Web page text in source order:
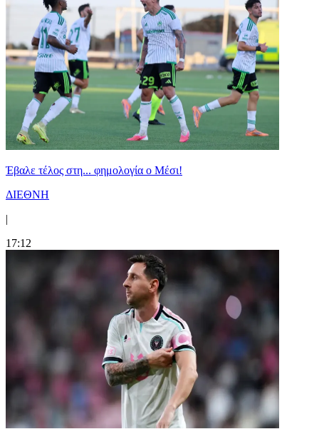
Έβαλε τέλος στη... φημολογία o Μέσι!
ΔΙΕΘΝΗ
|
17:12